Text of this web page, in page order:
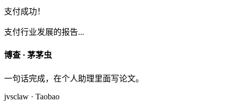
支付成功！
支付行业发展的报告...
博查 · 茅茅虫
一句话完成，在个人助理里面写论文。
jvsclaw · Taobao